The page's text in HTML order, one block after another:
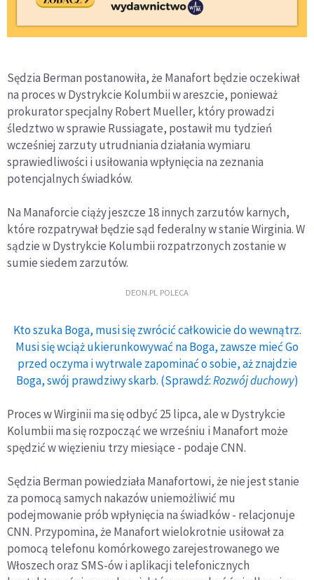
Sędzia Berman postanowiła, że Manafort będzie oczekiwał
na proces w Dystrykcie Kolumbii w areszcie, ponieważ
prokurator specjalny Robert Mueller, który prowadzi
śledztwo w sprawie Russiagate, postawił mu tydzień
wcześniej zarzuty utrudniania działania wymiaru
sprawiedliwości i usiłowania wpłynięcia na zeznania
potencjalnych świadków.
Na Manaforcie ciąży jeszcze 18 innych zarzutów karnych,
które rozpatrywał będzie sąd federalny w stanie Wirginia. W
sądzie w Dystrykcie Kolumbii rozpatrzonych zostanie w
sumie siedem zarzutów.
DEON.PL POLECA
Kto szuka Boga, musi się zwrócić całkowicie do wewnątrz.
Musi się wciąż ukierunkowywać na Boga, zawsze mieć Go
przed oczyma i wytrwale zapominać o sobie, aż znajdzie
Boga, swój prawdziwy skarb. (Sprawdź:Rozwój duchowy)
Proces w Wirginii ma się odbyć 25 lipca, ale w Dystrykcie
Kolumbii ma się rozpocząć we wrześniu i Manafort może
spędzić w więzieniu trzy miesiące - podaje CNN.
Sędzia Berman powiedziała Manafortowi, że nie jest stanie
za pomocą samych nakazów uniemożliwić mu
podejmowanie prób wpłynięcia na świadków - relacjonuje
CNN. Przypomina, że Manafort wielokrotnie usiłował za
pomocą telefonu komórkowego zarejestrowanego we
Włoszech oraz SMS-ów i aplikacji telefonicznych